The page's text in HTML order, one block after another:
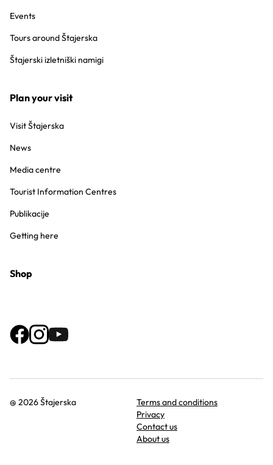
Events
Tours around Štajerska
Štajerski izletniški namigi
Plan your visit
Visit Štajerska
News
Media centre
Tourist Information Centres
Publikacije
Getting here
Shop
@ 2026 Štajerska
Terms and conditions
Privacy
Contact us
About us